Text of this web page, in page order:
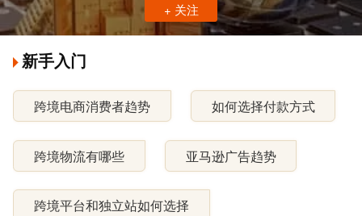
+ 关注
新手入门
跨境电商消费者趋势 如何选择付款方式
跨境物流有哪些 亚马逊广告趋势
跨境平台和独立站如何选择